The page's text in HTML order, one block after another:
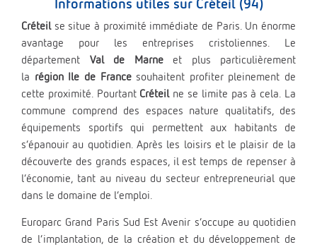
Informations utiles sur Créteil (94)
Créteilse situe à proximité immédiate de Paris. Un énorme
avantage pour les entreprises cristoliennes. Le
département Val de Marneet plus particulièrement
la région Ile de Francesouhaitent profiter pleinement de
cette proximité. Pourtant Créteilne se limite pas à cela. La
commune comprend des espaces nature qualitatifs, des
équipements sportifs qui permettent aux habitants de
s’épanouir au quotidien. Après les loisirs et le plaisir de la
découverte des grands espaces, il est temps de repenser à
l’économie, tant au niveau du secteur entrepreneurial que
dans le domaine de l’emploi.
Europarc Grand Paris Sud Est Avenir s’occupe au quotidien
de l’implantation, de la création et du développement de